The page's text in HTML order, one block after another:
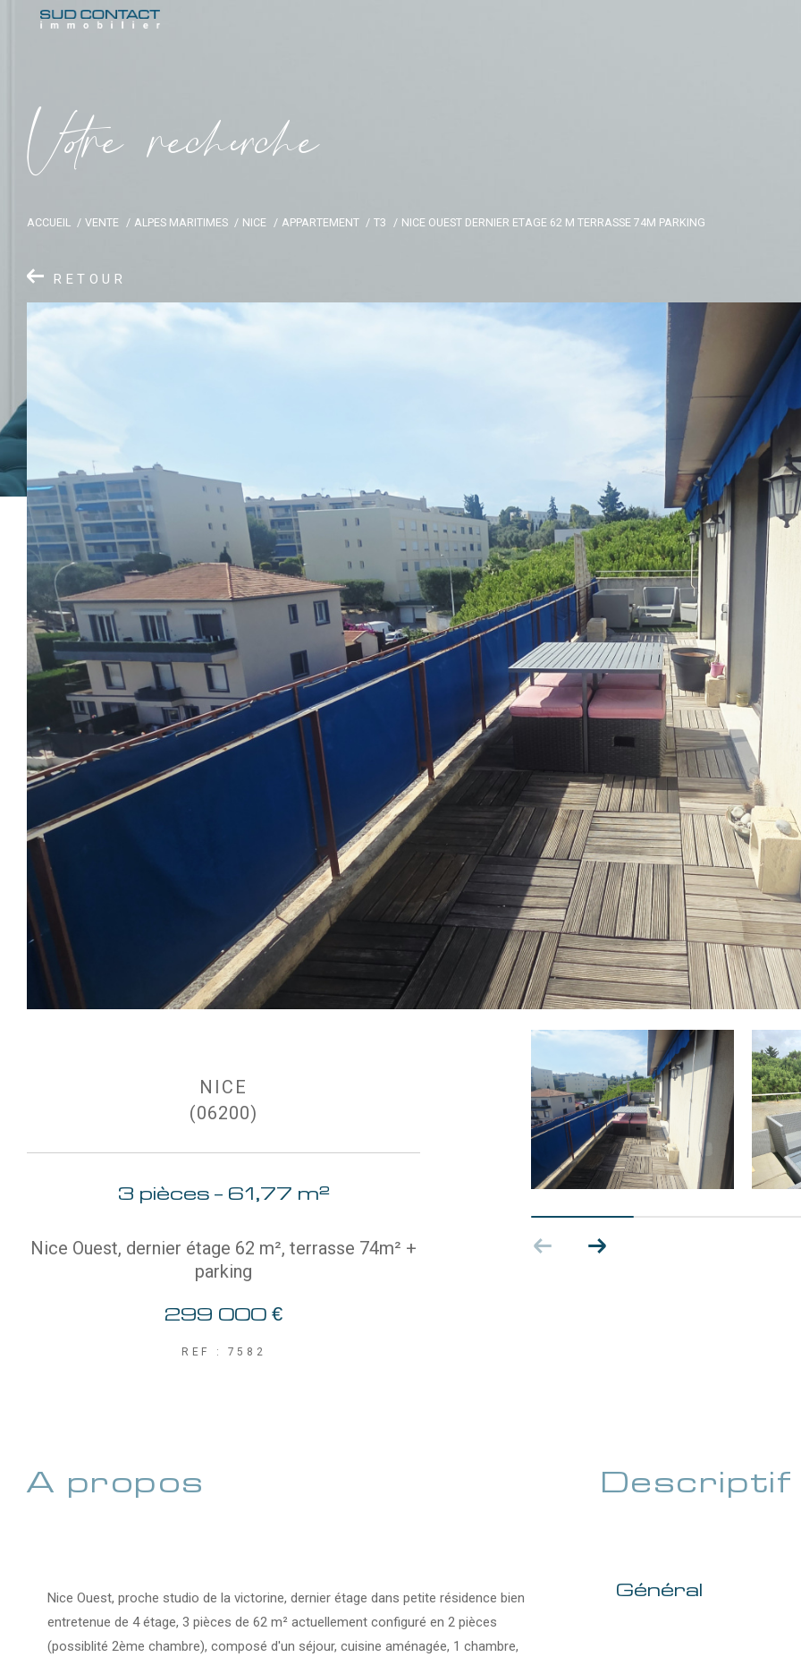
Vore recece
ACCUEIL VENTE ALPES MARITIMES NICE APPARTEMENT T3 NICE OUEST DERNIER ETAGE 62 M TERRASSE 74M PARKING
RETOUR
NICE
(06200)
3 pièces - 61,77 m²
Nice Ouest, dernier étage 62 m², terrasse 74m² +
parking
299 000 €
REF : 7582
a propos
Nice Ouest, proche studio de la victorine, dernier étage dans petite résidence bien
entretenue de 4 étage, 3 pièces de 62 m² actuellement configuré en 2 pièces
(possiblité 2ème chambre), composé d'un séjour, cuisine aménagée, 1 chambre,
descriptif
Général